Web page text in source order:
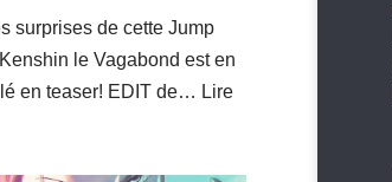
surprises de cette Jump
le Vagabond est en
en teaser! EDIT de… Lire